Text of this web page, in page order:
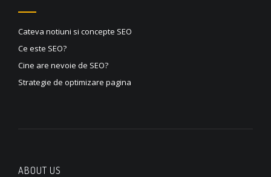
Cateva notiuni si concepte SEO
Ce este SEO?
Cine are nevoie de SEO?
Strategie de optimizare pagina
ABOUT US